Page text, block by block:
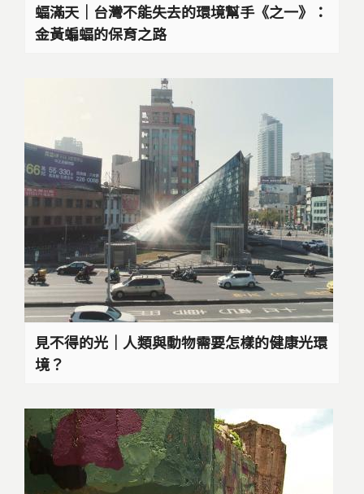
蝠滿天｜台灣不能失去的環境幫手《之一》：
金黃蝙蝠的保育之路
見不得的光｜人類與動物需要怎樣的健康光環
境？